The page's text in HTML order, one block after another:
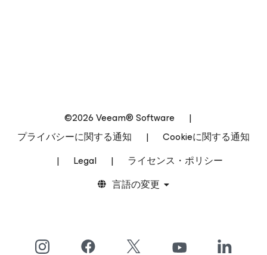
©2026 Veeam® Software
|
プライバシーに関する通知
|
Cookieに関する通知
|
Legal |
ライセンス・ポリシー
言語の変更